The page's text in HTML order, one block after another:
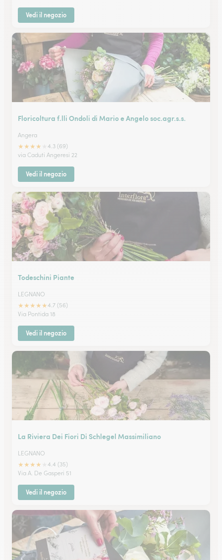
Vedi il negozio
Floricoltura f.lli Ondoli di Mario e Angelo soc.agr.s.s.
Angera
★★★★
4.3 (69)
via Caduti Angeresi 22
Vedi il negozio
Todeschini Piante
LEGNANO
★★★★★4.7 (56)
Via Pontida 18
Vedi il negozio
La Riviera Dei Fiori Di Schlegel Massimiliano
LEGNANO
★★★★
4.4 (35)
Via A. De Gasperi 51
Vedi il negozio